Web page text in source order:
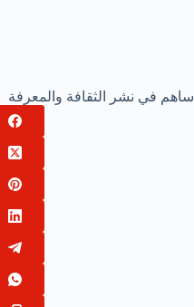
ساهم في نشر الثقافة والمعرفة